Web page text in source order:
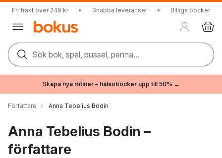
Fri frakt över 249 kr • Snabba leveranser • Billiga böcker
Sök bok, spel, pussel, penna...
Skapa nya rutiner – hälsoböcker upp till 50% →
Författare Anna Tebelius Bodin
Anna Tebelius Bodin –
författare